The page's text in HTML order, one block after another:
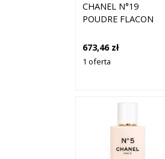
CHANEL N°19
POUDRE FLACON
673,46 zł
1 oferta